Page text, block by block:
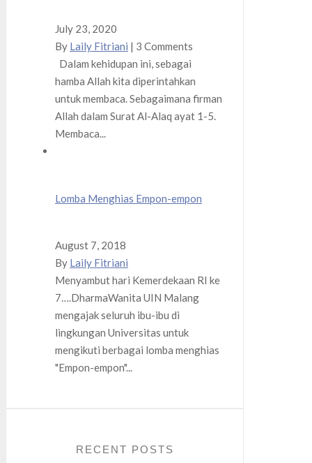
July 23, 2020
By Laily Fitriani | 3 Comments
Dalam kehidupan ini, sebagai
hamba Allah kita diperintahkan
untuk membaca. Sebagaimana firman
Allah dalam Surat Al-Alaq ayat 1-5.
Membaca...
Lomba Menghias Empon-empon
August 7, 2018
By Laily Fitriani
Menyambut hari Kemerdekaan RI ke
7….DharmaWanita UIN Malang
mengajak seluruh ibu-ibu di
lingkungan Universitas untuk
mengikuti berbagai lomba menghias
"Empon-empon"...
RECENT POSTS